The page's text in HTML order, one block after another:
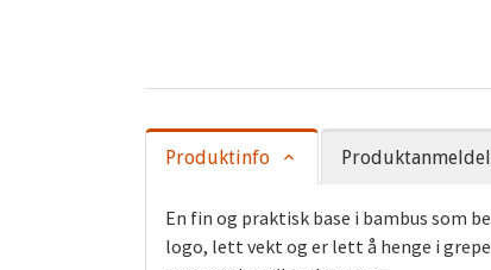
Produktinfo
En fin og praktisk base i bambus som
logo, lett vekt og er lett å henge i